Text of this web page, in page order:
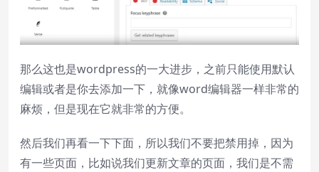
那么这也是wordpress的一大进步，之前只能使用默认
编辑或者是你去添加一下，就像word编辑器一样非常的
麻烦，但是现在它就非常的方便。
然后我们再看一下下面，所以我们不要把禁用掉，因为
有一些页面，比如说我们更新文章的页面，我们是不需